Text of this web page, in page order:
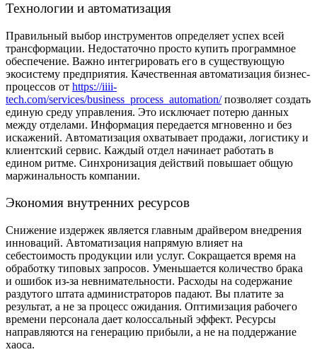
Технологии и автоматизация
Правильный выбор инструментов определяет успех всей
трансформации. Недостаточно просто купить программное
обеспечение. Важно интегрировать его в существующую
экосистему предприятия. Качественная автоматизация бизнес-
процессов от https://iiii-
tech.com/services/business_process_automation/позволяет создать
единую среду управления. Это исключает потерю данных
между отделами. Информация передается мгновенно и без
искажений. Автоматизация охватывает продажи, логистику и
клиентский сервис. Каждый отдел начинает работать в
едином ритме. Синхронизация действий повышает общую
маржинальность компании.
Экономия внутренних ресурсов
Снижение издержек является главным драйвером внедрения
инноваций. Автоматизация напрямую влияет на
себестоимость продукции или услуг. Сокращается время на
обработку типовых запросов. Уменьшается количество брака
и ошибок из-за невнимательности. Расходы на содержание
раздутого штата администраторов падают. Вы платите за
результат, а не за процесс ожидания. Оптимизация рабочего
времени персонала дает колоссальный эффект. Ресурсы
направляются на генерацию прибыли, а не на поддержание
хаоса.